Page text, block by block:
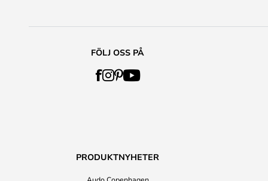
FÖLJ OSS PÅ
PRODUKTNYHETER
Audo Copenhagen